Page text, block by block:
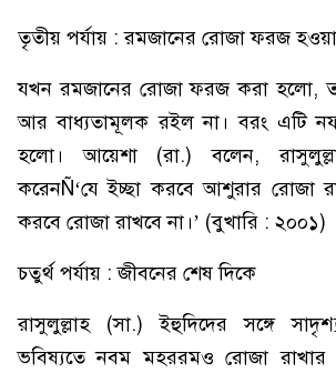
তৃতীয় পর্যায় : রমজানের রোজা ফরজ
যখন রমজানের রোজা ফরজ করা হলো,
আর বাধ্যতামূলক রইল না। বরং এটি
হলো। আয়েশা (রা.) বলেন,
করেনÑ‘যে ইচ্ছা করবে আশুরার রোজা
করবে রোজা রাখবে না।’ (বুখারি : ২০০১)
চতুর্থ পর্যায় : জীবনের শেষ দিকে
রাসুলুল্লাহ (সা.) ইহুদিদের সঙ্গে
ভবিষ্যতে নবম মহররমও রোজা রাখার